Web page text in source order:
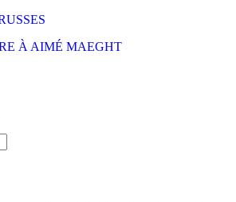
À AIMÉ MAEGHT